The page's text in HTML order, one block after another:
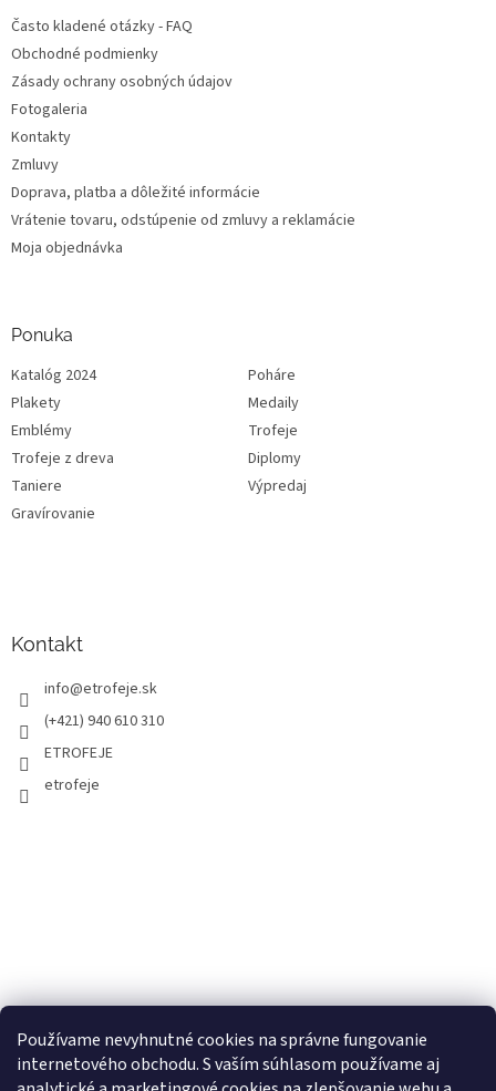
Používame nevyhnutné cookies na správne fungovanie
internetového obchodu. S vaším súhlasom používame aj
Často kladené otázky - FAQ
Obchodné podmienky
Zásady ochrany osobných údajov
Fotogaleria
Kontakty
Zmluvy
Doprava, platba a dôležité informácie
Vrátenie tovaru, odstúpenie od zmluvy a reklamácie
Moja objednávka
Ponuka
Katalóg 2024
Poháre
Plakety
Medaily
Emblémy
Trofeje
Trofeje z dreva
Diplomy
Taniere
Výpredaj
Gravírovanie
Kontakt
info@etrofeje.sk
(+421) 940 610 310
ETROFEJE
etrofeje